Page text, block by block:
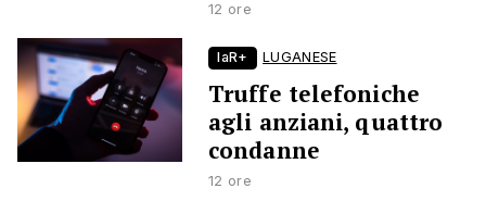
12 ore
laR+ LUGANESE
Truffe telefoniche
agli anziani, quattro
condanne
12 ore